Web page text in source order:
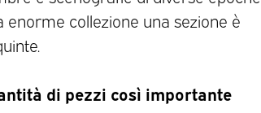
collezione una sezione è
di pezzi così importante